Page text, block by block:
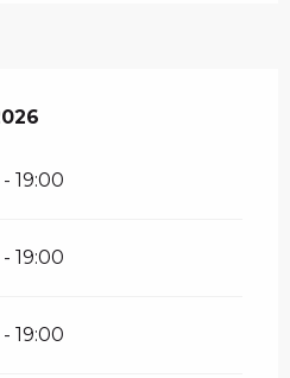
15 september 2026
19:00
19:00
19:00